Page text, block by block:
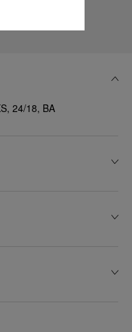
24/18, BA